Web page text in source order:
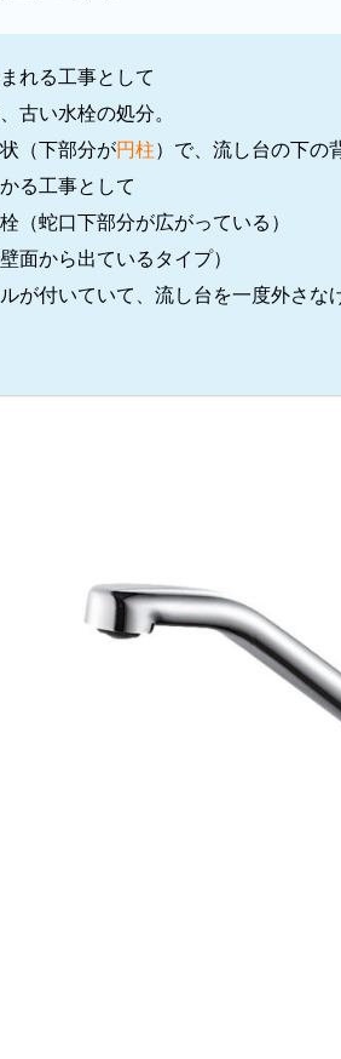
れる工事として
古い水栓の処分。
（下部分が円柱）で、流し台の下の
る工事として
（蛇口下部分が広がっている）
面から出ているタイプ）
が付いていて、流し台を一度外さな